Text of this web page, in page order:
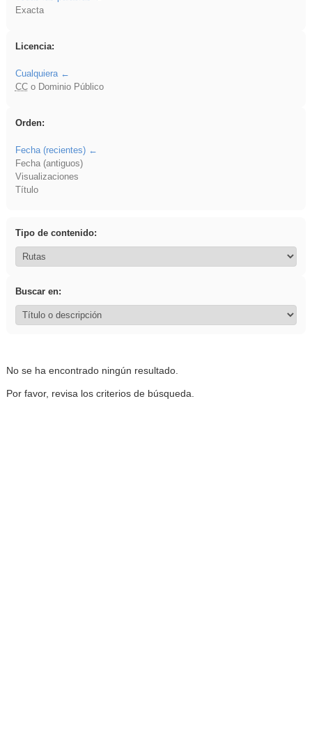
Exacta
Licencia:
Cualquiera
CCo Dominio Público
Orden:
Fecha (recientes)
Fecha (antiguos)
Visualizaciones
Título
Tipo de contenido:
Buscar en:
No se ha encontrado ningún resultado.
Por favor, revisa los criterios de búsqueda.